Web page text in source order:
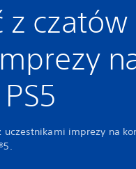
z czatów
uczestnikami imprezy na